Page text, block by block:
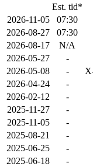
Est. tid*
2026-11-05
07:30
2026-08-27
07:30
2026-08-17
N/A
2026-05-27
-
2026-05-08
-
2026-04-24
-
2026-02-12
-
2025-11-27
-
2025-11-05
-
2025-08-21
-
2025-06-25
-
2025-06-18
-